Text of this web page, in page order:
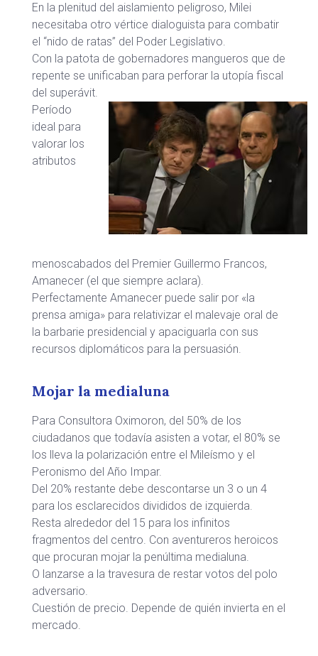
En la plenitud del aislamiento peligroso, Milei
necesitaba otro vértice dialoguista para combatir
el “nido de ratas” del Poder Legislativo.
Con la patota de gobernadores mangueros que de
repente se unificaban para perforar la utopía fiscal
del superávit.
Período
ideal para
valorar los
atributos
menoscabados del Premier Guillermo Francos,
Amanecer (el que siempre aclara).
Perfectamente Amanecer puede salir por «la
prensa amiga» para relativizar el malevaje oral de
la barbarie presidencial y apaciguarla con sus
recursos diplomáticos para la persuasión.
Mojar la medialuna
Para Consultora Oximoron, del 50% de los
ciudadanos que todavía asisten a votar, el 80% se
los lleva la polarización entre el Mileísmo y el
Peronismo del Año Impar.
Del 20% restante debe descontarse un 3 o un 4
para los esclarecidos divididos de izquierda.
Resta alrededor del 15 para los infinitos
fragmentos del centro. Con aventureros heroicos
que procuran mojar la penúltima medialuna.
O lanzarse a la travesura de restar votos del polo
adversario.
Cuestión de precio. Depende de quién invierta en el
mercado.